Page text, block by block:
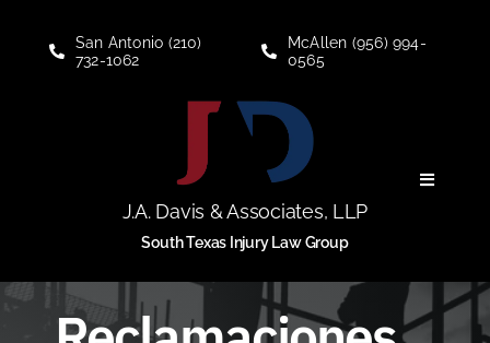
San Antonio (210)
732-1062
McAllen (956) 994-
0565
J.A. Davis & Associates, LLP
South Texas Injury Law Group
Toggle
Lesion Laboral